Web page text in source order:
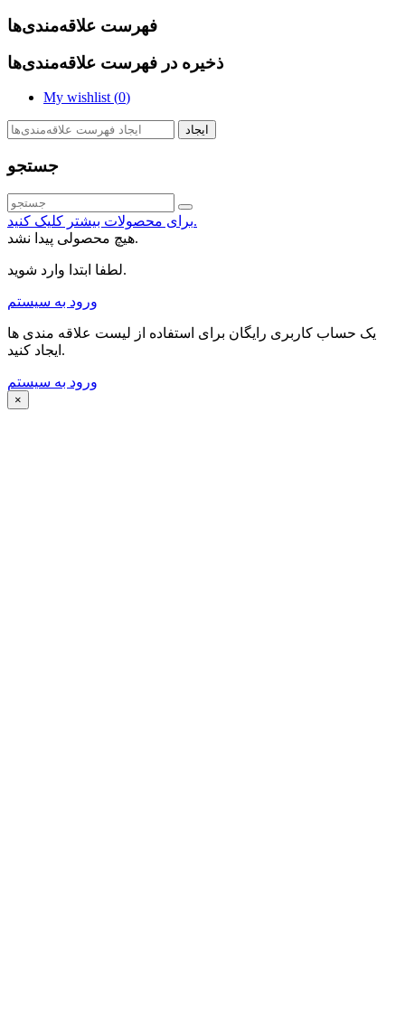
فهرست علاقه‌مندی‌ها
ذخیره در فهرست علاقه‌مندی‌ها
My wishlist (0)
ایجاد
جستجو
برای محصولات بیشتر کلیک کنید.
هیچ محصولی پیدا نشد.
لطفا ابتدا وارد شوید.
ورود به سیستم
یک حساب کاربری رایگان برای استفاده از لیست علاقه مندی ها
ایجاد کنید.
ورود به سیستم
×